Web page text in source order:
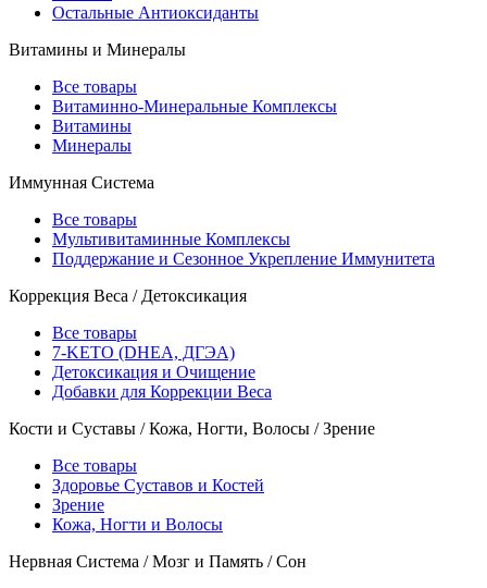
Остальные Антиоксиданты
Витамины и Минералы
Все товары
Витаминно-Минеральные Комплексы
Витамины
Минералы
Иммунная Система
Все товары
Мультивитаминные Комплексы
Поддержание и Сезонное Укрепление Иммунитета
Коррекция Веса / Детоксикация
Все товары
7-KETO (DHEA, ДГЭА)
Детоксикация и Очищение
Добавки для Коррекции Веса
Кости и Суставы / Кожа, Ногти, Волосы / Зрение
Все товары
Здоровье Суставов и Костей
Зрение
Кожа, Ногти и Волосы
Нервная Система / Мозг и Память / Сон